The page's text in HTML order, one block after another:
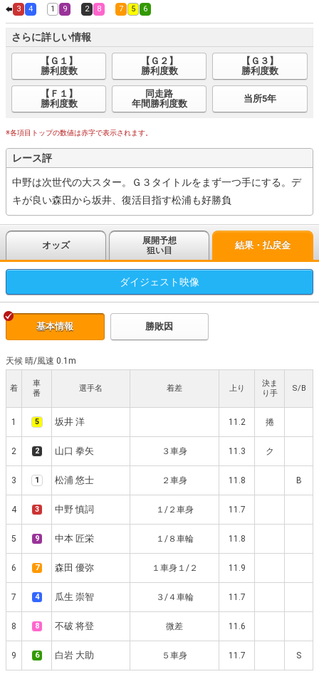
3 4 1 9 2 8 7 5 6
さらに詳しい情報
【Ｇ１】
勝利度数
【Ｇ２】
勝利度数
【Ｇ３】
勝利度数
【Ｆ１】
勝利度数
同走路
年間勝利度数
当所5年
※各項目トップの数値は赤字で表示されます。
レース評
中野は次世代の大スター。Ｇ３タイトルをまず一つ手にする。デ
キが良い森田から坂井、復活目指す松浦も好勝負
オッズ
展開予想
狙い目
結果・払戻金
ダイジェスト映像
基本情報 勝敗因
天候 晴/風速 0.1m
着
車
番
選手名 着差 上り
決ま
り手
S/B
1 5 坂井 洋 11.2 捲
2 2 山口 拳矢 ３車身 11.3 ク
3 1 松浦 悠士 ２車身 11.8 B
4 3 中野 慎詞 １/２車身 11.7
5 9 中本 匠栄 １/８車輪 11.8
6 7 森田 優弥 １車身１/２ 11.9
7 4 瓜生 崇智 ３/４車輪 11.7
8 8 不破 将登 微差 11.6
9 6 白岩 大助 ５車身 11.7 S